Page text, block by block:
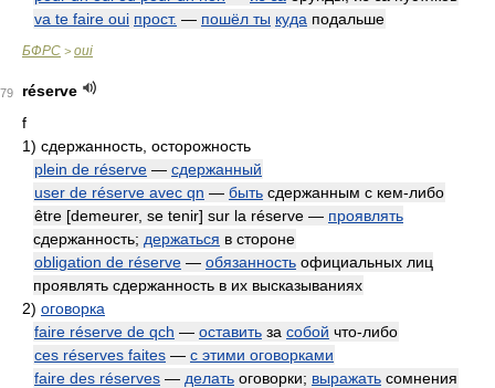
va te faire oui прост. — пошёл ты куда подальше
БФРС > oui
79
réserve
f
1) сдержанность, осторожность
plein de réserve — сдержанный
user de réserve avec qn — быть сдержанным с кем-либо
être [demeurer, se tenir] sur la réserve — проявлять
сдержанность; держаться в стороне
obligation de réserve — обязанность официальных лиц
проявлять сдержанность в их высказываниях
2) оговорка
faire réserve de qch — оставить за собой что-либо
ces réserves faites — с этими оговорками
faire des réserves — делать оговорки; выражать сомнения